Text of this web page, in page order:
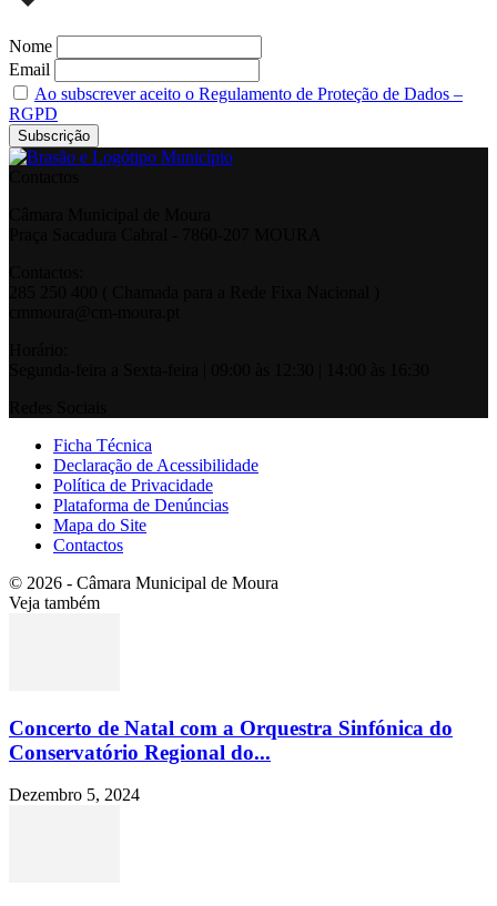
Nome
Email
Ao subscrever aceito o Regulamento de Proteção de Dados –
RGPD
Ficha Técnica
Declaração de Acessibilidade
Política de Privacidade
Plataforma de Denúncias
Mapa do Site
Contactos
© 2026 - Câmara Municipal de Moura
Veja também
Concerto de Natal com a Orquestra Sinfónica do
Conservatório Regional do...
Dezembro 5, 2024